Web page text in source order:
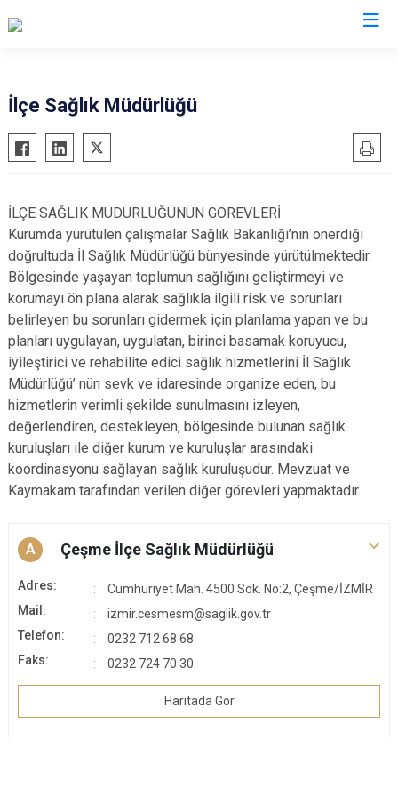
Aliağa
Balçova
Bergama
Beydağ
Bornova
Buca
Çeşme
Çiğli
Dikili
Karaburun
Karşıyaka
Kemalpaşa
Kınık
Kiraz
Konak
Menderes
Seferihisar
Selçuk
Tire
Torbalı
Urla
Bayraklı
Karabağlar
İlçe Sağlık Müdürlüğü
İLÇE SAĞLIK MÜDÜRLÜĞÜNÜN GÖREVLERİ
Kurumda yürütülen çalışmalar Sağlık Bakanlığı’nın önerdiği
doğrultuda İl Sağlık Müdürlüğü bünyesinde yürütülmektedir.
Bölgesinde yaşayan toplumun sağlığını geliştirmeyi ve
korumayı ön plana alarak sağlıkla ilgili risk ve sorunları
belirleyen bu sorunları gidermek için planlama yapan ve bu
planları uygulayan, uygulatan, birinci basamak koruyucu,
iyileştirici ve rehabilite edici sağlık hizmetlerini İl Sağlık
Müdürlüğü’ nün sevk ve idaresinde organize eden, bu
hizmetlerin verimli şekilde sunulmasını izleyen,
değerlendiren, destekleyen, bölgesinde bulunan sağlık
kuruluşları ile diğer kurum ve kuruluşlar arasındaki
koordinasyonu sağlayan sağlık kuruluşudur. Mevzuat ve
Kaymakam tarafından verilen diğer görevleri yapmaktadır.
A Çeşme İlçe Sağlık Müdürlüğü
Adres:
Cumhuriyet Mah. 4500 Sok. No:2, Çeşme/İZMİR
Mail:
izmir.cesmesm@saglik.gov.tr
Telefon:
0232 712 68 68
Faks:
0232 724 70 30
Haritada Gör